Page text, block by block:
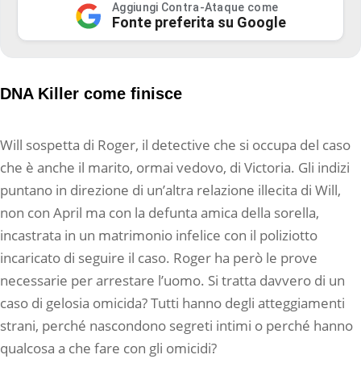
Aggiungi Contra-Ataque come
Fonte preferita su Google
DNA Killer come finisce
Will sospetta di Roger, il detective che si occupa del caso
che è anche il marito, ormai vedovo, di Victoria. Gli indizi
puntano in direzione di un’altra relazione illecita di Will,
non con April ma con la defunta amica della sorella,
incastrata in un matrimonio infelice con il poliziotto
incaricato di seguire il caso. Roger ha però le prove
necessarie per arrestare l’uomo. Si tratta davvero di un
caso di gelosia omicida? Tutti hanno degli atteggiamenti
strani, perché nascondono segreti intimi o perché hanno
qualcosa a che fare con gli omicidi?